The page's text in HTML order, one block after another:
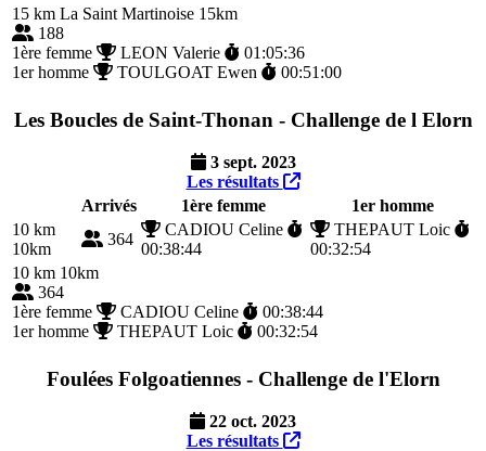
15 km La Saint Martinoise 15km
188
1ère femme
LEON Valerie
01:05:36
1er homme
TOULGOAT Ewen 00:51:00
Les Boucles de Saint-Thonan - Challenge de l Elorn
3 sept. 2023
Les résultats
Arrivés
1ère femme
1er homme
10 km
10km
364
CADIOU Celine
00:38:44
THEPAUT Loic
00:32:54
10 km 10km
364
1ère femme
CADIOU Celine
00:38:44
1er homme
THEPAUT Loic 00:32:54
Foulées Folgoatiennes - Challenge de l'Elorn
22 oct. 2023
Les résultats